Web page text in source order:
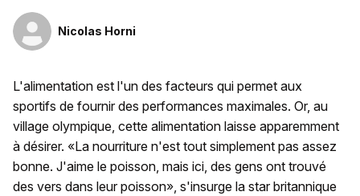
Nicolas Horni
L'alimentation est l'un des facteurs qui permet aux
sportifs de fournir des performances maximales. Or, au
village olympique, cette alimentation laisse apparemment
à désirer. «La nourriture n'est tout simplement pas assez
bonne. J'aime le poisson, mais ici, des gens ont trouvé
des vers dans leur poisson», s'insurge la star britannique